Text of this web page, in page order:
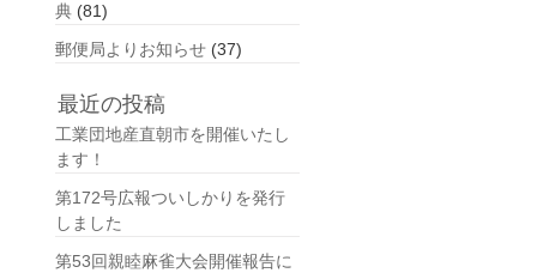
典 (81)
郵便局よりお知らせ (37)
最近の投稿
工業団地産直朝市を開催いたし
ます！
第172号広報ついしかりを発行
しました
第53回親睦麻雀大会開催報告に